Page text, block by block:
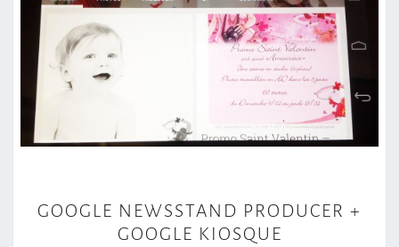
O
O
GOOGLE NEWSSTAND PRODUCER +
GOOGLE KIOSQUE